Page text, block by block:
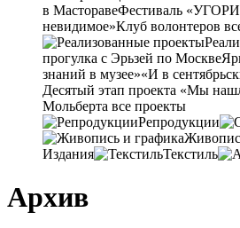
в МасторавеФестиваль
невидимое»Клуб волонтеров
прогулка с Эрьзей по Москве
знаний в музее»«И в
Десятый этап проекта «Мы
Мольберта все проекты
Репродукции
Издания
Текстиль
Архив